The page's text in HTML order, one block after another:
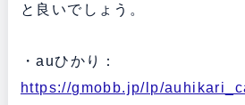
と良いでしょう。
・auひかり：
https://gmobb.jp/lp/